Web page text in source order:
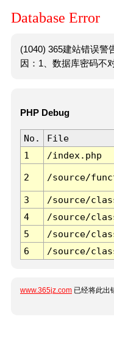
Database Error
(1040) 365建站错误警
因：1、数据库密码不
PHP Debug
No. File
1
/index.php
2 /source/
3 /source/
4
/source/
5
/source/
6
/source/
www.365jz.com 已经将此出